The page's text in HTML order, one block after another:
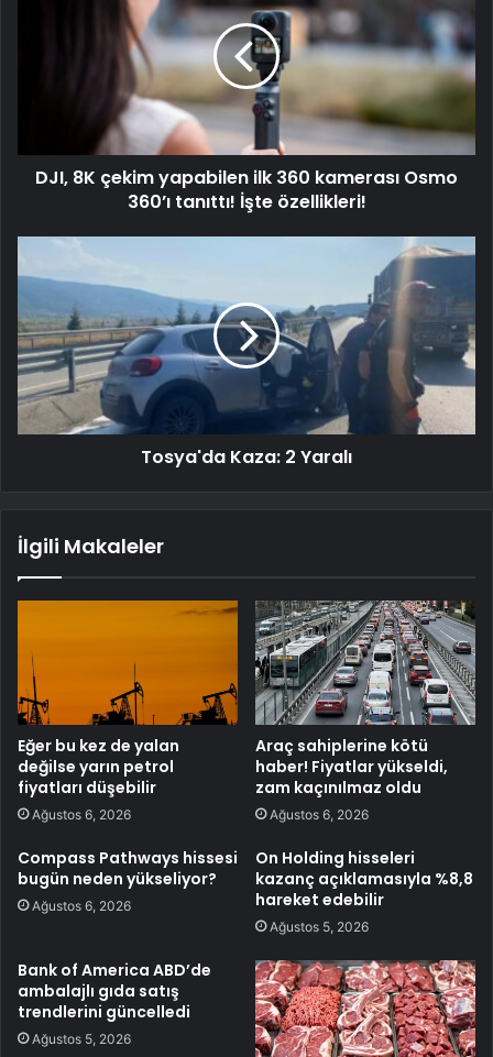
DJI, 8K çekim yapabilen ilk 360 kamerası Osmo
360’ı tanıttı! İşte özellikleri!
Tosya'da Kaza: 2 Yaralı
İlgili Makaleler
Eğer bu kez de yalan
değilse yarın petrol
fiyatları düşebilir
Ağustos 6, 2026
Araç sahiplerine kötü
haber! Fiyatlar yükseldi,
zam kaçınılmaz oldu
Ağustos 6, 2026
Compass Pathways hissesi
bugün neden yükseliyor?
Ağustos 6, 2026
On Holding hisseleri
kazanç açıklamasıyla %8,8
hareket edebilir
Ağustos 5, 2026
Bank of America ABD’de
ambalajlı gıda satış
trendlerini güncelledi
Ağustos 5, 2026